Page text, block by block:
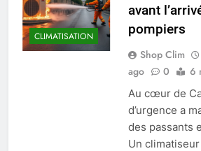
CLIMATISATION
avant
pompiers
Shop Clim
ago
0 6
Au cœur de
d’urgence a
des passants
Un climatiseur